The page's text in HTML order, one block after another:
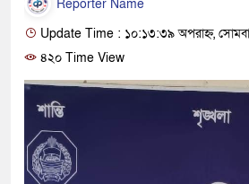
Reporter Name
Update Time : ১০:১৩:৩৯ অপরাহ্ন,
৪২০ Time View